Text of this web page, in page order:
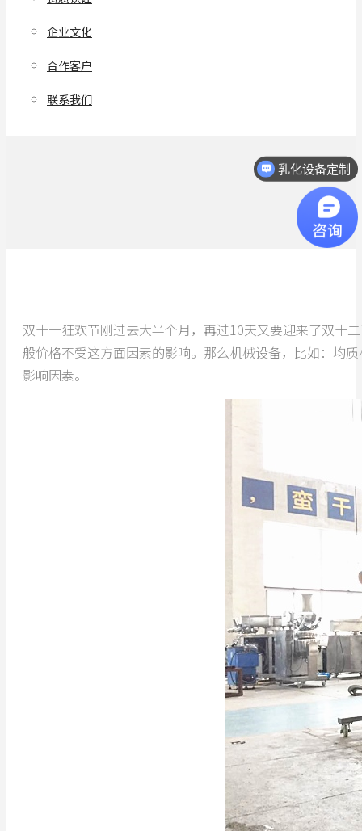
企业文化
合作客户
联系我们
双十一狂欢节刚过去大半个月，再过10天又要迎来了双十
般价格不受这方面因素的影响。那么机械设备，比如：均
影响因素。
乳化设备定制